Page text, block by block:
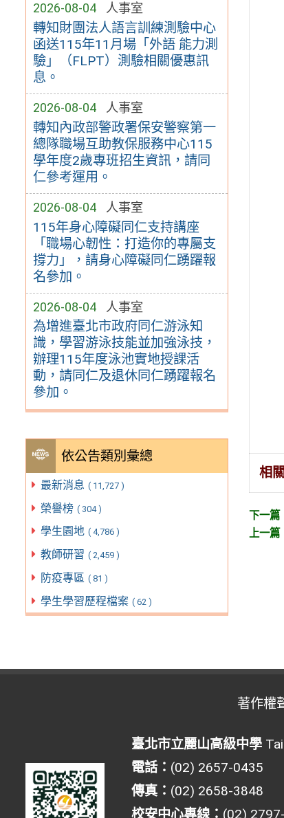
2026-08-04 人事室
轉知財團法人語言訓練測驗中心
函送115年11月場「外語 能力測
驗」（FLPT）測驗相關優惠訊
息。
2026-08-04 人事室
轉知內政部警政署保安警察第一
總隊職場互助教保服務中心115
學年度2歲專班招生資訊，請同
仁參考運用。
2026-08-04 人事室
115年身心障礙同仁支持講座
「職場心韌性：打造你的專屬支
撐力」，請身心障礙同仁踴躍報
名參加。
2026-08-04 人事室
為增進臺北市政府同仁游泳知
識，學習游泳技能並加強泳技，
辦理115年度泳池實地授課活
動，請同仁及退休同仁踴躍報名
參加。
依公告類別彙總
最新消息 ( 11,727 )
榮譽榜 ( 304 )
學生園地 ( 4,786 )
教師研習 ( 2,459 )
防疫專區 ( 81 )
學生學習歷程檔案 ( 62 )
相
著作權
臺北市立麗山高級中學
電話： (02) 2657-0435
傳真： (02) 2658-3848
校安中心專線： (02)